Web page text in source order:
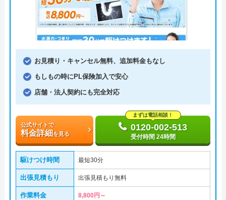
お見積り・キャンセル無料、追加料金もなし
もしもの時にPL保険加入で安心
店舗・法人契約にも完全対応
公式サイトで
料金詳細を見る
まずは電話相談！
0120-002-513
受付時間 24時間
駆けつけ時間 最短30分
出張見積もり 出張見積もり無料
作業料金 8,800円～